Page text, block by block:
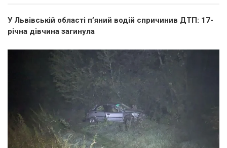
У Львівській області п’яний водій спричинив ДТП: 17-
річна дівчина загинула